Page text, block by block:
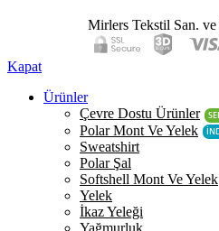
Mirlers Tekstil San.
Kapat
Ürünler
Çevre Dostu Ürünler
Polar Mont Ve Yelek
Sweatshirt
Polar Şal
Softshell Mont Ve Yelek
Yelek
İkaz Yeleği
Yağmurluk